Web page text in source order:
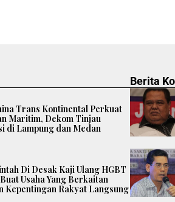
Trans Kontinental Perkuat
Maritim, Dekom Tinjau
di Lampung dan Medan
Di Desak Kaji Ulang HGBT
Usaha Yang Berkaitan
Kepentingan Rakyat Langsung
Berita